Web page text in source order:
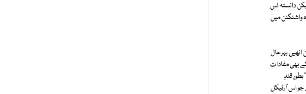
دانستہ اس
واشنگٹن میں
انھیں بہرحال
بھی مفادات
قندِ
جو اس آرٹیکل